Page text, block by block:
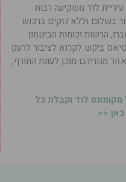
עיריית לוד משקיעה רבות
בשלום וללא נזקים ברכוש
הרשות וכוחות הביטחון
ביקש לקרוא לציבור לרענן
מגוריהם מוכן לעונת החורף,
לוד וקבלת כל
<<